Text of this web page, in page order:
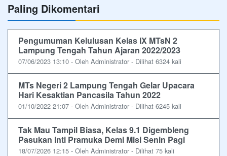
Paling Dikomentari
Pengumuman Kelulusan Kelas IX MTsN 2
Lampung Tengah Tahun Ajaran 2022/2023
07/06/2023 13:10 - Oleh Administrator - Dilihat 6324 kali
MTs Negeri 2 Lampung Tengah Gelar Upacara
Hari Kesaktian Pancasila Tahun 2022
01/10/2022 21:07 - Oleh Administrator - Dilihat 6245 kali
Tak Mau Tampil Biasa, Kelas 9.1 Digembleng
Pasukan Inti Pramuka Demi Misi Senin Pagi
18/07/2026 12:15 - Oleh Administrator - Dilihat 75 kali